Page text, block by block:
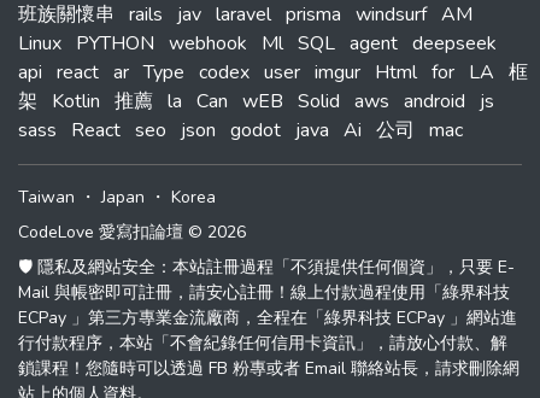
班族關懷串
rails jav laravel prisma windsurf AM
Linux PYTHON webhook Ml SQL agent deepseek
api react ar Type codex user imgur Html for LA 框
架
Kotlin 推薦 la Can wEB Solid aws android
js
sass
React seo json godot java Ai 公司 mac
Taiwan ・Japan ・ Korea
CodeLove 愛寫扣論壇 © 2026
🛡️ 隱私及網站安全：本站註冊過程「不須提供任何個資」，只要 E-
Mail 與帳密即可註冊，請安心註冊！線上付款過程使用「綠界科技
ECPay 」第三方專業金流廠商，全程在「綠界科技 ECPay 」網站進
行付款程序，本站「不會紀錄任何信用卡資訊」，請放心付款、解
鎖課程！您隨時可以透過 FB 粉專或者 Email 聯絡站長，請求刪除網